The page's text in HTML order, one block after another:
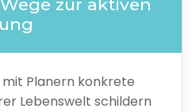
zur aktiven
mit Planern konkrete
Lebenswelt schildern